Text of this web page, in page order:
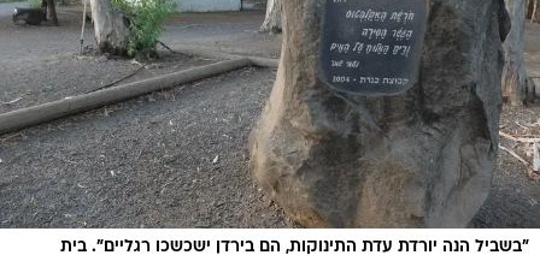
"בשביל הנה יורדת עדת התינוקות, הם בירדן ישכשכו רגליים". בית